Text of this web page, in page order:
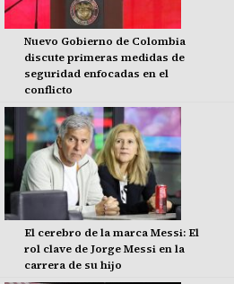
Nuevo Gobierno de Colombia
discute primeras medidas de
seguridad enfocadas en el
conflicto
El cerebro de la marca Messi: El
rol clave de Jorge Messi en la
carrera de su hijo